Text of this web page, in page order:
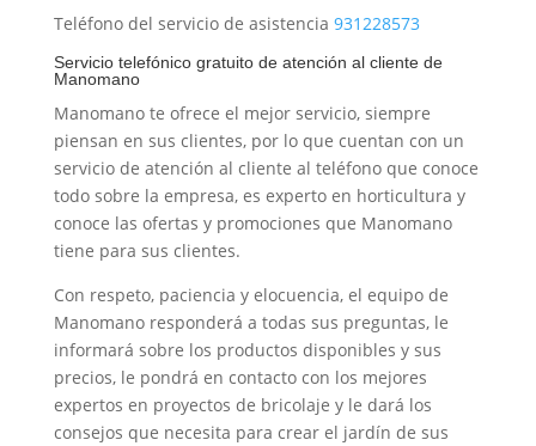
Teléfono del servicio de asistencia 931228573
Servicio telefónico gratuito de atención al cliente de
Manomano
Manomano te ofrece el mejor servicio, siempre
piensan en sus clientes, por lo que cuentan con un
servicio de atención al cliente al teléfono que conoce
todo sobre la empresa, es experto en horticultura y
conoce las ofertas y promociones que Manomano
tiene para sus clientes.
Con respeto, paciencia y elocuencia, el equipo de
Manomano responderá a todas sus preguntas, le
informará sobre los productos disponibles y sus
precios, le pondrá en contacto con los mejores
expertos en proyectos de bricolaje y le dará los
consejos que necesita para crear el jardín de sus